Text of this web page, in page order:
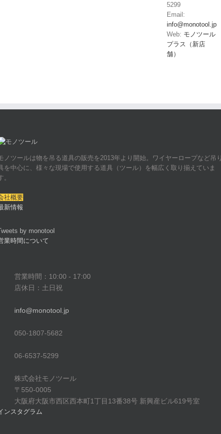
5299
Email:
info@monotool.jp
Web: モノツール
プラス（新店
舗）
ノツールは物を吊る道具の販売を2013年より開始。ワイヤーロープなど吊
を中心に、様々な現場で使用する道具（ツール）を幅広く取り揃えていま
。
社概要
新情報
by monotool
業時間について
営業時間：10:00 - 17:00
店休日：土日祝
info@monotool.jp
050-1807-5682
06-6537-5299
株式会社モノツール
〒550-0005
大阪府大阪市西区西本町1丁目13番38号 新興産ビル619号室
ンスタグラム